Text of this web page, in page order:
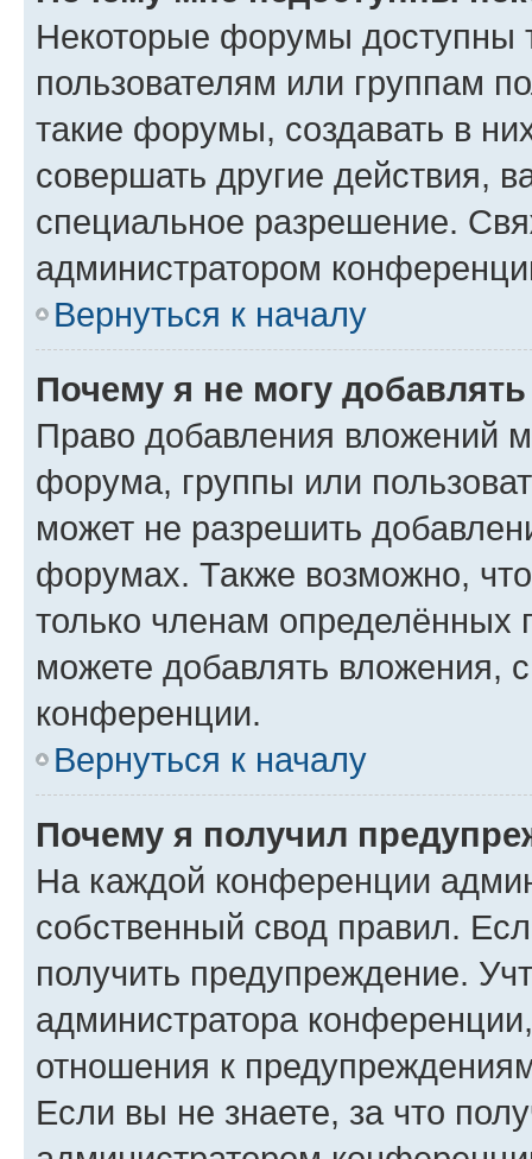
Некоторые форумы доступны
пользователям или группам
такие форумы, создавать в
совершать другие действия,
специальное разрешение.
администратором
Вернуться к началу
Почему я не могу
Право добавления вложений
форума, группы или
может не разрешить
форумах. Также возможно,
только членам определённых
можете добавлять вложения,
конференции.
Вернуться к началу
Почему я получил
На каждой конференции
собственный свод правил.
получить предупреждение.
администратора
отношения к
Если вы не знаете, за что